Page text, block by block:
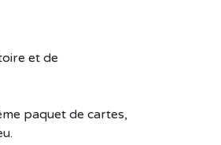
et de
paquet de cartes,